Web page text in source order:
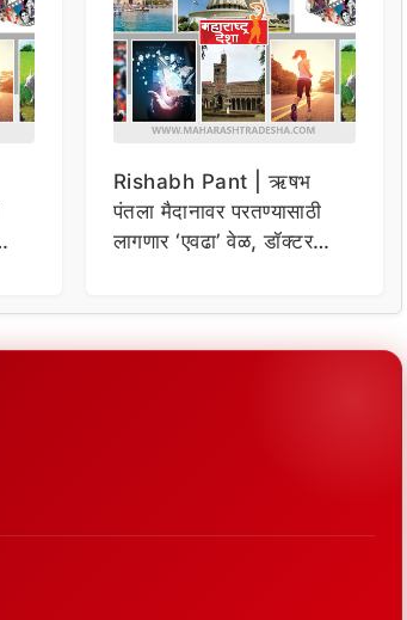
Rishabh Pant | ऋषभ
पंतला मैदानावर परतण्यासाठी
लागणार ‘एवढा’ वेळ, डॉक्टर